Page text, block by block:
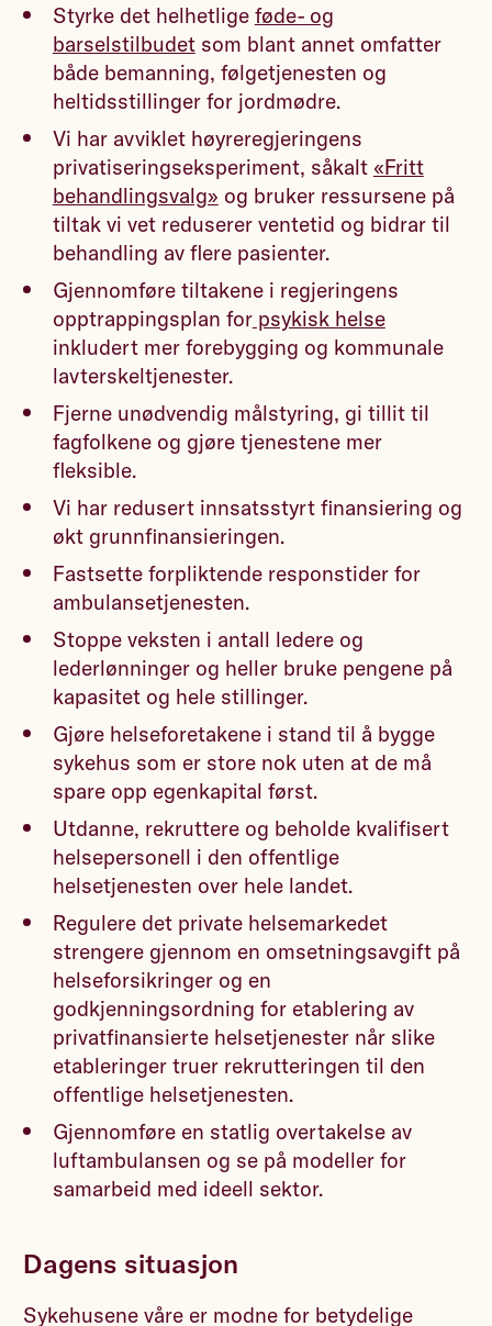
Styrke det helhetlige føde- og
barselstilbudetsom blant annet omfatter
både bemanning, følgetjenesten og
heltidsstillinger for jordmødre.
Vi har avviklet høyreregjeringens
privatiseringseksperiment, såkalt «Fritt
behandlingsvalg» og bruker ressursene på
tiltak vi vet reduserer ventetid og bidrar til
behandling av flere pasienter.
Gjennomføre tiltakene i regjeringens
opptrappingsplan forpsykisk helse
inkludert mer forebygging og kommunale
lavterskeltjenester.
Fjerne unødvendig målstyring, gi tillit til
fagfolkene og gjøre tjenestene mer
fleksible.
Vi har redusert innsatsstyrt finansiering og
økt grunnfinansieringen.
Fastsette forpliktende responstider for
ambulansetjenesten.
Stoppe veksten i antall ledere og
lederlønninger og heller bruke pengene på
kapasitet og hele stillinger.
Gjøre helseforetakene i stand til å bygge
sykehus som er store nok uten at de må
spare opp egenkapital først.
Utdanne, rekruttere og beholde kvalifisert
helsepersonell i den offentlige
helsetjenesten over hele landet.
Regulere det private helsemarkedet
strengere gjennom en omsetningsavgift på
helseforsikringer og en
godkjenningsordning for etablering av
privatfinansierte helsetjenester når slike
etableringer truer rekrutteringen til den
offentlige helsetjenesten.
Gjennomføre en statlig overtakelse av
luftambulansen og se på modeller for
samarbeid med ideell sektor.
Dagens situasjon
Sykehusene våre er modne for betydelige